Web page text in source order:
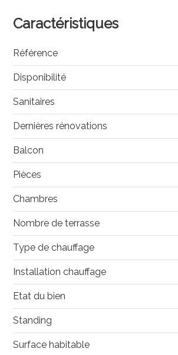
Caractéristiques
Référence
Disponibilité
Sanitaires
Dernières rénovations
Balcon
Pièces
Chambres
Nombre de terrasse
Type de chauffage
Installation chauffage
Etat du bien
Standing
Surface habitable